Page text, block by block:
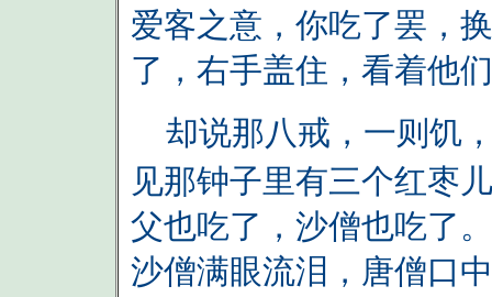
爱客之意，你吃了罢，
了，右手盖住，看着他
却说那八戒，一则饥
见那钟子里有三个红枣
父也吃了，沙僧也吃了
沙僧满眼流泪，唐僧口